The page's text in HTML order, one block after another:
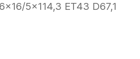
5x114,3 ET43 D67,1